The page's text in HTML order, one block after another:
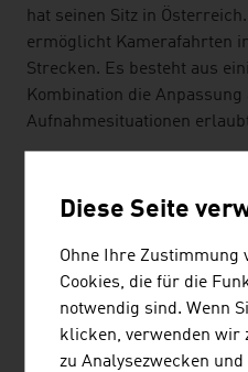
hat seinen Sitz in
ermöglicht Kamerafahrten
Strecken. Es besteht aus
Kombination die
Aufnahmesituationen
reisen. Eine in Österreich
ihnen, indem Hosts und
werden. Mit einer leicht zu
play”-App können
Stunden, in der näheren
Städten, mit nur wenigen
Diese Seite
Ohne Ihre Zustimmung
Cookies, die für die
notwendig sind. Wenn
klicken, verwenden wir
zu Analysezwecken